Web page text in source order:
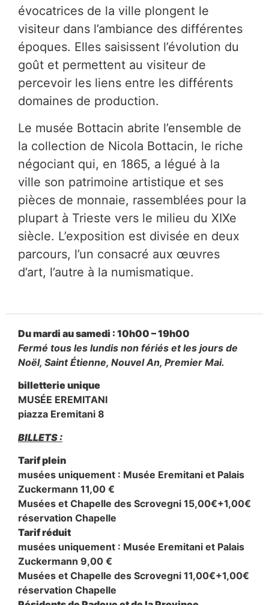
évocatrices de la ville plongent le
visiteur dans l’ambiance des différentes
époques. Elles saisissent l’évolution du
goût et permettent au visiteur de
percevoir les liens entre les différents
domaines de production.
Le musée Bottacin abrite l’ensemble de
la collection de Nicola Bottacin, le riche
négociant qui, en 1865, a légué à la
ville son patrimoine artistique et ses
pièces de monnaie, rassemblées pour la
plupart à Trieste vers le milieu du XIXe
siècle. L’exposition est divisée en deux
parcours, l’un consacré aux œuvres
d’art, l’autre à la numismatique.
Du mardi au samedi : 10h00 – 19h00
Fermé tous les lundis non fériés et les jours de
Noël, Saint Étienne, Nouvel An, Premier Mai.
billetterie unique
MUSÉE EREMITANI
piazza Eremitani 8
BILLETS :
Tarif plein
musées uniquement : Musée Eremitani et Palais
Zuckermann 11,00 €
Musées et Chapelle des Scrovegni 15,00€+1,00€
réservation Chapelle
Tarif réduit
musées uniquement : Musée Eremitani et Palais
Zuckermann 9,00 €
Musées et Chapelle des Scrovegni 11,00€+1,00€
réservation Chapelle